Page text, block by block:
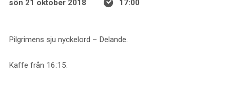
sön 21 oktober 2018 17:00
Pilgrimens sju nyckelord – Delande.
Kaffe från 16:15.